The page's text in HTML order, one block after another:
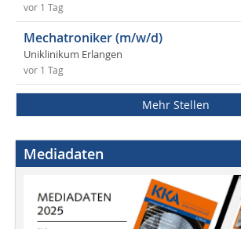
vor 1 Tag
Mechatroniker (m/w/d)
Uniklinikum Erlangen
vor 1 Tag
Mehr Stellen
Mediadaten